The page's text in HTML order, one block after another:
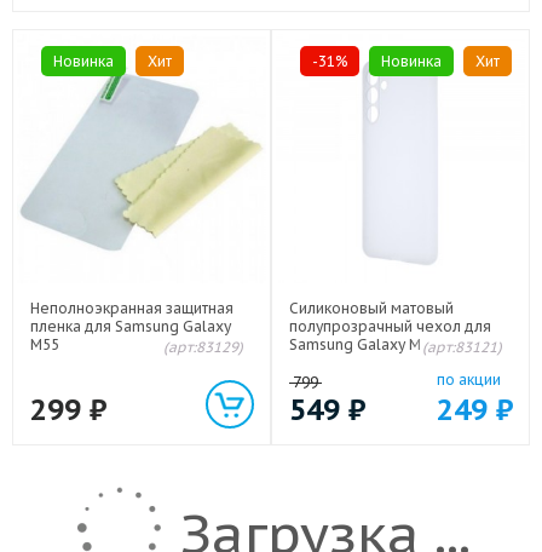
Новинка Хит
Неполноэкранная защитная
пленка для Samsung Galaxy
M55
(арт:83129)
299 ₽
-31% Новинка Хит
Силиконовый матовый
полупрозрачный чехол для
Samsung Galaxy M55 5G(арт:83121)
799
549 ₽
по акции
249 ₽
Загрузка ...